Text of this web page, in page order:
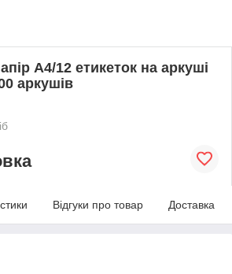
А4/12 етикеток на аркуші
аркушів
Відгуки про товар Доставка